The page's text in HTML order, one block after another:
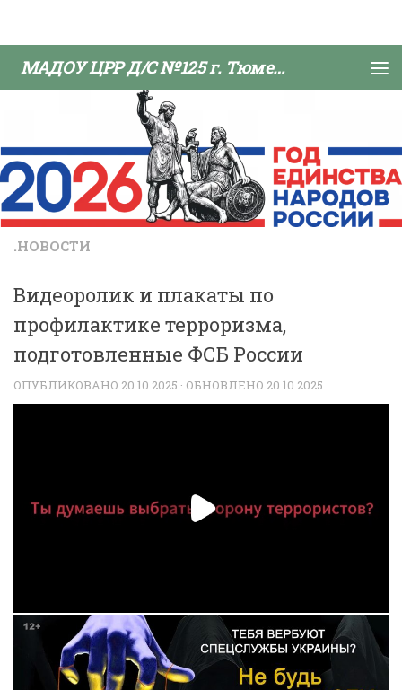
МАДОУ ЦРР Д/С №125 г. Тюмени
.НОВОСТИ
Видеоролик и плакаты по
профилактике терроризма,
подготовленные ФСБ России
ОПУБЛИКОВАНО 20.10.2025 · ОБНОВЛЕНО 20.10.2025